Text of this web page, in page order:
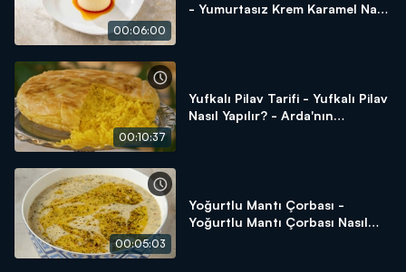
00:06:00
- Yumurtasız Krem Karamel Nasıl
00:10:37
Yufkalı Pilav Tarifi - Yufkalı Pilav
Nasıl Yapılır? - Arda'nın
00:05:03
Yoğurtlu Mantı Çorbası -
Yoğurtlu Mantı Çorbası Nasıl